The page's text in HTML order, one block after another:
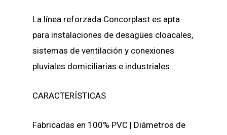
La línea reforzada Concorplast es apta
para instalaciones de desagües cloacales,
sistemas de ventilación y conexiones
pluviales domiciliarias e industriales.
CARACTERÍSTICAS
Fabricadas en 100% PVC | Diámetros de